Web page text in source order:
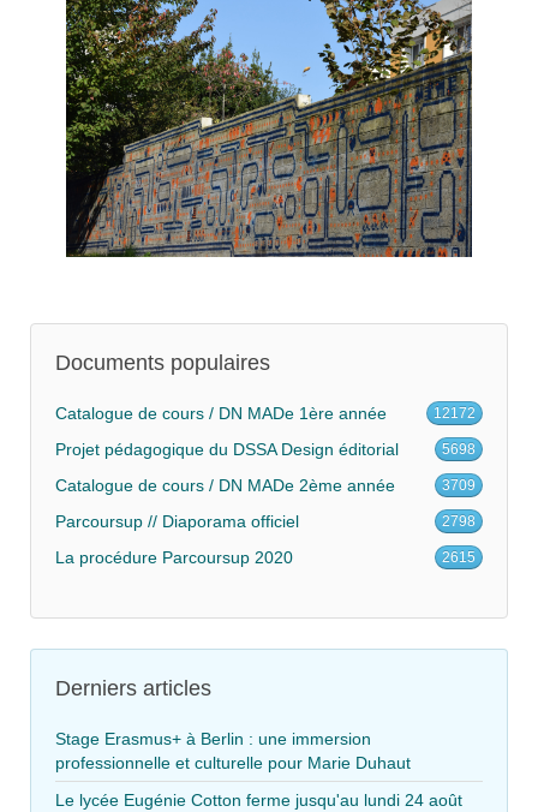
Documents populaires
Catalogue de cours / DN MADe 1ère année 12172
Projet pédagogique du DSSA Design éditorial 5698
Catalogue de cours / DN MADe 2ème année 3709
Parcoursup // Diaporama officiel 2798
La procédure Parcoursup 2020 2615
Derniers articles
Stage Erasmus+ à Berlin : une immersion
professionnelle et culturelle pour Marie Duhaut
Le lycée Eugénie Cotton ferme jusqu'au lundi 24 août